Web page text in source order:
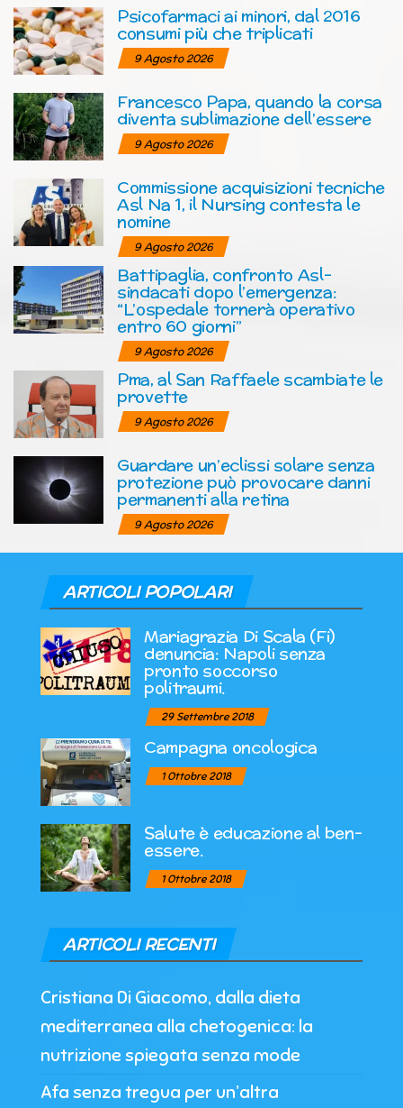
Psicofarmaci ai minori, dal 2016
consumi più che triplicati
9 Agosto 2026
Francesco Papa, quando la corsa
diventa sublimazione dell’essere
9 Agosto 2026
Commissione acquisizioni tecniche
Asl Na 1, il Nursing contesta le
nomine
9 Agosto 2026
Battipaglia, confronto Asl-
sindacati dopo l’emergenza:
“L’ospedale tornerà operativo
entro 60 giorni”
9 Agosto 2026
Pma, al San Raffaele scambiate le
provette
9 Agosto 2026
Guardare un’eclissi solare senza
protezione può provocare danni
permanenti alla retina
9 Agosto 2026
ARTICOLI POPOLARI
Mariagrazia Di Scala (Fi)
denuncia: Napoli senza
pronto soccorso
politraumi.
29 Settembre 2018
Campagna oncologica
1 Ottobre 2018
Salute è educazione al ben-
essere.
1 Ottobre 2018
ARTICOLI RECENTI
Cristiana Di Giacomo, dalla dieta
mediterranea alla chetogenica: la
nutrizione spiegata senza mode
Afa senza tregua per un’altra